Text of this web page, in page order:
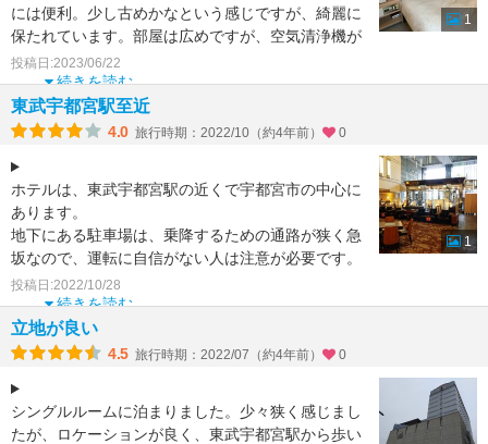
には便利。少し古めかなという感じですが、綺麗に
保たれています。部屋は広めですが、空気清浄機が
なくガウンもち
続きを読む
投稿日:2023/06/22
1
東武宇都宮駅至近
4.0 旅行時期：2022/10（約4年前） 0
ホテルは、東武宇都宮駅の近くで宇都宮市の中心に
あります。
地下にある駐車場は、乗降するための通路が狭く急
坂なので、運転に自信がない人は注意が必要です。
二荒山神社やオリオン通りというアーケードなど
続きを読む
投稿日:2022/10/28
1
立地が良い
4.5 旅行時期：2022/07（約4年前） 0
シングルルームに泊まりました。少々狭く感じまし
たが、ロケーションが良く、東武宇都宮駅から歩い